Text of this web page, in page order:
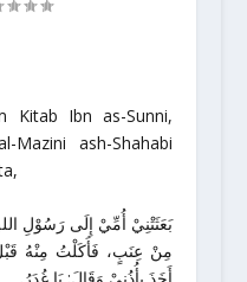
Kitab Ibn as-Sunni,
ash-Shahabi
بَعَثَتْنِيْ أُمِّيْ إِلَى رَسُوْلِ
مِنْ عِنَبٍ، فَأَكَلْتُ مِنْهُ قَبْلَ